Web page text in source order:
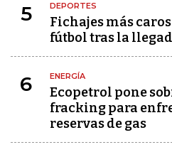
5 DEPORTES
Fichajes más
fútbol tras la
6 ENERGÍA
Ecopetrol pone
fracking para
reservas de gas